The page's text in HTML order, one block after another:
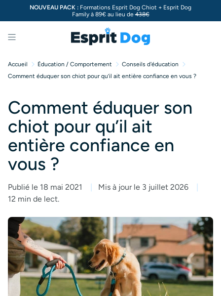
NOUVEAU PACK : Formations Esprit Dog Chiot + Esprit Dog
Family à 89€ au lieu de438€
Menu
Accueil Éducation / Comportement
Conseils d'éducation
Comment éduquer son chiot pour qu’il ait entière confiance en vous ?
Comment éduquer son
chiot pour qu’il ait
entière confiance en
vous ?
Publié le 18 mai 2021
Mis à jour le 3 juillet 2026
12 min de lect.